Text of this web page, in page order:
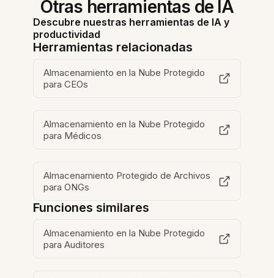
Otras herramientas de IA
Descubre nuestras herramientas de IA y
productividad
Herramientas relacionadas
Almacenamiento en la Nube Protegido
para CEOs
Almacenamiento en la Nube Protegido
para Médicos
Almacenamiento Protegido de Archivos
para ONGs
Funciones similares
Almacenamiento en la Nube Protegido
para Auditores